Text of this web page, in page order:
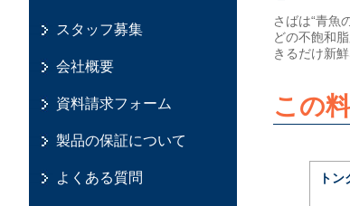
スタッフ募集
会社概要
資料請求フォーム
製品の保証について
よくある質問
さばは“青魚
どの不飽和
きるだけ新
この
トン